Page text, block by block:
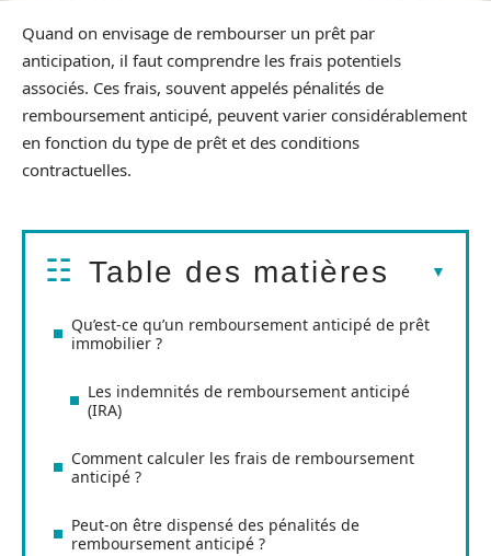
Quand on envisage de rembourser un prêt par
anticipation, il faut comprendre les frais potentiels
associés. Ces frais, souvent appelés pénalités de
remboursement anticipé, peuvent varier considérablement
en fonction du type de prêt et des conditions
contractuelles.
Table des matières
Qu’est-ce qu’un remboursement anticipé de prêt
immobilier ?
Les indemnités de remboursement anticipé
(IRA)
Comment calculer les frais de remboursement
anticipé ?
Peut-on être dispensé des pénalités de
remboursement anticipé ?